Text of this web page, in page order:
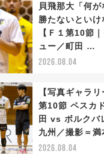
貝飛那大「何が
勝たないといけ
【Ｆ１第10節
ュー／町田 …
2026.08.04
【写真ギャラ
第10節 ペスカ
田 vs ボルクバ
九州／撮影＝満
2026.08.04